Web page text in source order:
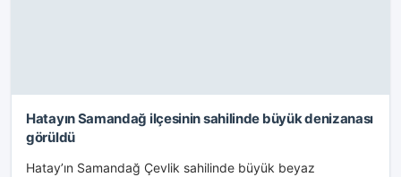
Hatayın Samandağ ilçesinin sahilinde büyük denizanası
görüldü
Hatay’ın Samandağ Çevlik sahilinde büyük beyaz